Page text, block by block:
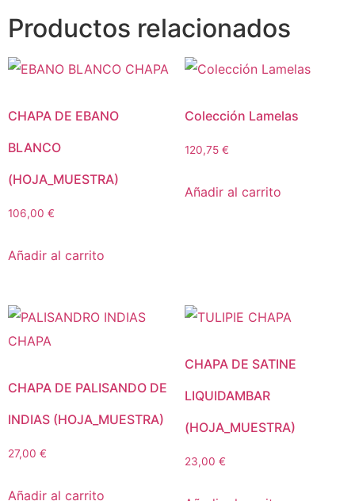
Productos relacionados
CHAPA DE EBANO
BLANCO
(HOJA_MUESTRA)
106,00 €
Añadir al carrito
Colección Lamelas
120,75 €
Añadir al carrito
CHAPA DE PALISANDO DE
INDIAS (HOJA_MUESTRA)
27,00 €
Añadir al carrito
CHAPA DE SATINE
LIQUIDAMBAR
(HOJA_MUESTRA)
23,00 €